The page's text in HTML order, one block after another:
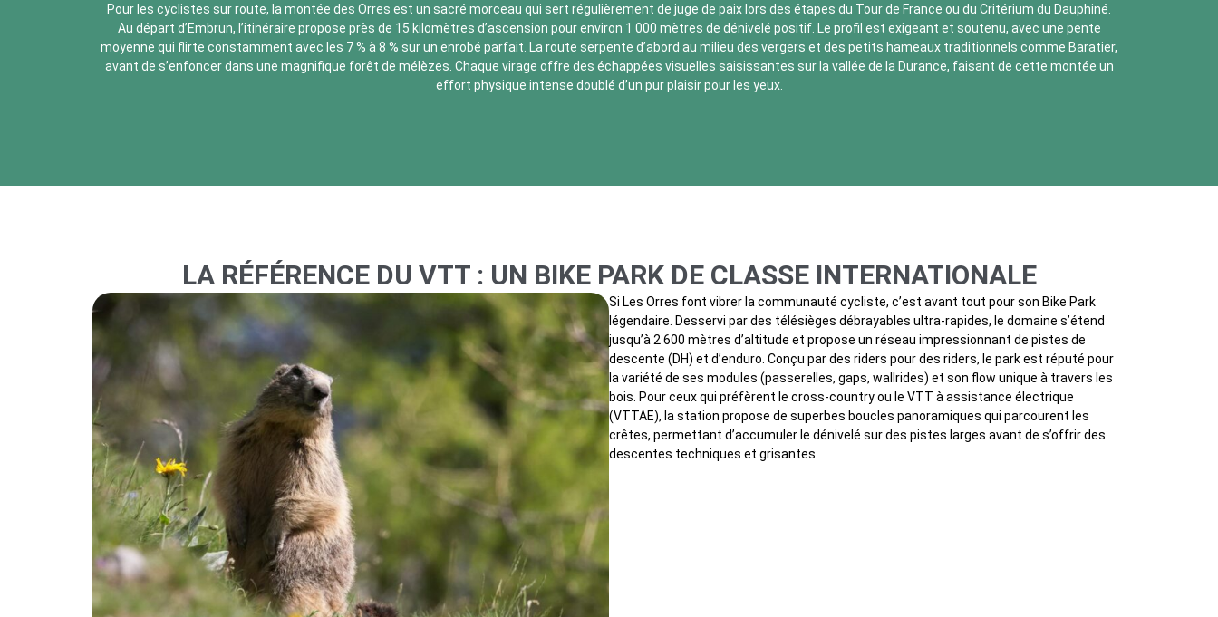
Pour les cyclistes sur route, la montée des Orres est un sacré morceau qui sert régulièrement de juge de paix lors des étapes du Tour de France ou du Critérium du Dauphiné.
Au départ d’Embrun, l’itinéraire propose près de 15 kilomètres d’ascension pour environ 1 000 mètres de dénivelé positif. Le profil est exigeant et soutenu, avec une pente
moyenne qui flirte constamment avec les 7 % à 8 % sur un enrobé parfait. La route serpente d’abord au milieu des vergers et des petits hameaux traditionnels comme Baratier,
avant de s’enfoncer dans une magnifique forêt de mélèzes. Chaque virage offre des échappées visuelles saisissantes sur la vallée de la Durance, faisant de cette montée un
effort physique intense doublé d’un pur plaisir pour les yeux.
LA RÉFÉRENCE DU VTT : UN BIKE PARK DE CLASSE INTERNATIONALE
Si Les Orres font vibrer la communauté cycliste, c’est avant tout pour son Bike Park
légendaire. Desservi par des télésièges débrayables ultra-rapides, le domaine s’étend
jusqu’à 2 600 mètres d’altitude et propose un réseau impressionnant de pistes de
descente (DH) et d’enduro. Conçu par des riders pour des riders, le park est réputé pour
la variété de ses modules (passerelles, gaps, wallrides) et son flow unique à travers les
bois. Pour ceux qui préfèrent le cross-country ou le VTT à assistance électrique
(VTTAE), la station propose de superbes boucles panoramiques qui parcourent les
crêtes, permettant d’accumuler le dénivelé sur des pistes larges avant de s’offrir des
descentes techniques et grisantes.